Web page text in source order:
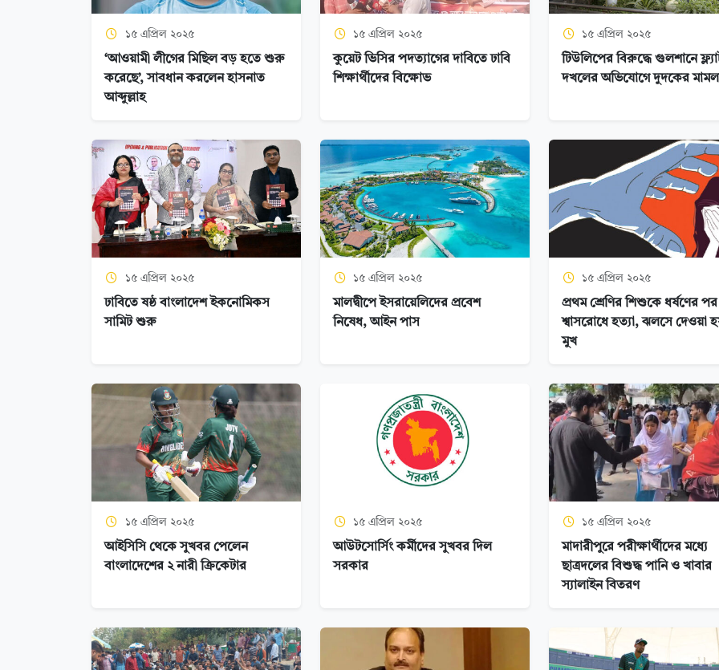
১৫ এপ্রিল ২০২৫
‘আওয়ামী লীগের মিছিল বড় হতে শুরু
করেছে’, সাবধান করলেন হাসনাত
আব্দুল্লাহ
১৫ এপ্রিল ২০২৫
কুয়েট ভিসির পদত্যাগের দাবিতে ঢাবি
শিক্ষার্থীদের বিক্ষোভ
১৫ এপ্রিল ২০২৫
টিউলিপের বিরুদ্ধে গুলশানে
দখলের অভিযোগে দুদকের
১৫ এপ্রিল ২০২৫
ঢাবিতে ষষ্ঠ বাংলাদেশ ইকনোমিকস
সামিট শুরু
১৫ এপ্রিল ২০২৫
মালদ্বীপে ইসরায়েলিদের প্রবেশ
নিষেধ, আইন পাস
১৫ এপ্রিল ২০২৫
প্রথম শ্রেণির শিশুকে ধর্ষণের পর
শ্বাসরোধে হত্যা, ঝলসে দেওয়া
মুখ
১৫ এপ্রিল ২০২৫
আইসিসি থেকে সুখবর পেলেন
বাংলাদেশের ২ নারী ক্রিকেটার
১৫ এপ্রিল ২০২৫
আউটসোর্সিং কর্মীদের সুখবর দিল
সরকার
১৫ এপ্রিল ২০২৫
মাদারীপুরে পরীক্ষার্থীদের মধ্যে
ছাত্রদলের বিশুদ্ধ পানি ও খাবার
স্যালাইন বিতরণ